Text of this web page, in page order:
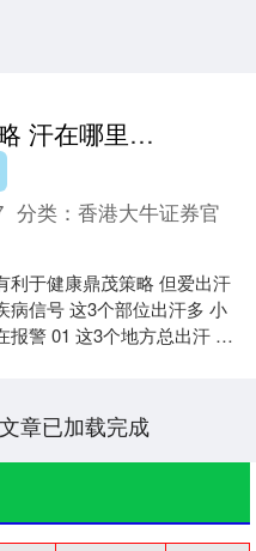
鼎茂策略 汗在哪里，病就在哪里？提醒：这3个地方出汗要小心了
分类：香港大牛证券官
利于健康鼎茂策略 但爱出汗
病信号 这3个部位出汗多 小
报警 01 这3个地方总出汗 小
章已加载完成